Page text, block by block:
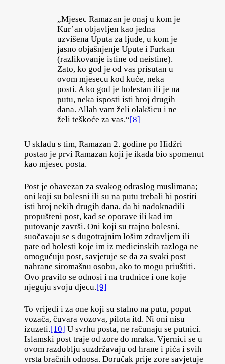
„Mjesec Ramazan je onaj u kom je
Kur’an objavljen kao jedna
uzvišena Uputa za ljude, u kom je
jasno objašnjenje Upute i Furkan
(razlikovanje istine od neistine).
Zato, ko god je od vas prisutan u
ovom mjesecu kod kuće, neka
posti. A ko god je bolestan ili je na
putu, neka isposti isti broj drugih
dana. Allah vam želi olakšicu i ne
želi teškoće za vas.“[8]
U skladu s tim, Ramazan 2. godine po Hidžri
postao je prvi Ramazan koji je ikada bio spomenut
kao mjesec posta.
Post je obavezan za svakog odraslog muslimana;
oni koji su bolesni ili su na putu trebali bi postiti
isti broj nekih drugih dana, da bi nadoknadili
propušteni post, kad se oporave ili kad im
putovanje završi. Oni koji su trajno bolesni,
suočavaju se s dugotrajnim lošim zdravljem ili
pate od bolesti koje im iz medicinskih razloga ne
omogućuju post, savjetuje se da za svaki post
nahrane siromašnu osobu, ako to mogu priuštiti.
Ovo pravilo se odnosi i na trudnice i one koje
njeguju svoju djecu.[9]
To vrijedi i za one koji su stalno na putu, poput
vozača, čuvara vozova, pilota itd. Ni oni nisu
izuzeti.[10] U svrhu posta, ne računaju se putnici.
Islamski post traje od zore do mraka. Vjernici se u
ovom razdoblju suzdržavaju od hrane i pića i svih
vrsta bračnih odnosa. Doručak prije zore savjetuje